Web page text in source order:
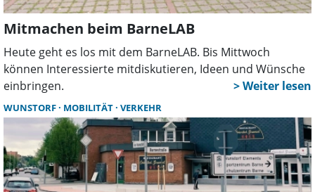
Mitmachen beim BarneLAB
Heute geht es los mit dem BarneLAB. Bis Mittwoch
können Interessierte mitdiskutieren, Ideen und Wünsche
einbringen.
WUNSTORF MOBILITÄT VERKEHR